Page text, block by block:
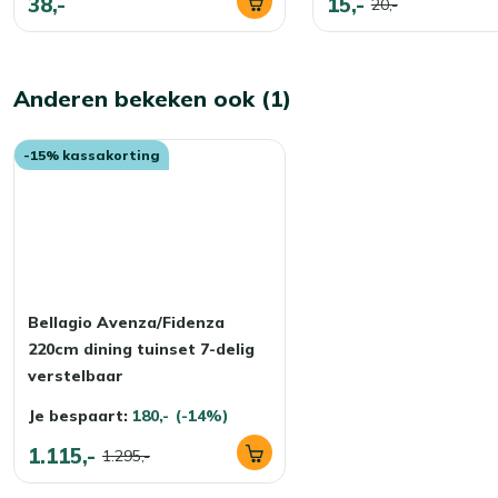
20,-
Anderen bekeken ook (1)
-15% kassakorting
Bellagio Avenza/Fidenza
220cm dining tuinset 7-delig
verstelbaar
Je bespaart: 180,- (-14%)
1.115,- 1.295,-